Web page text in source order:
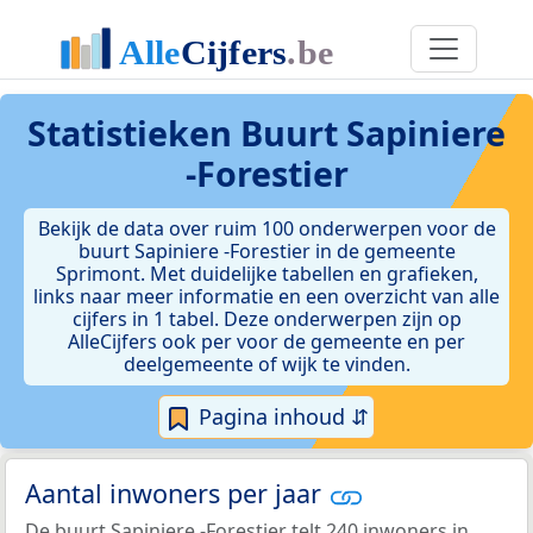
Statistieken Buurt Sapiniere
-Forestier
Bekijk de data over ruim 100 onderwerpen voor de
buurt Sapiniere -Forestier in de gemeente
Sprimont. Met duidelijke tabellen en grafieken,
links naar meer informatie en een overzicht van alle
cijfers in 1 tabel. Deze onderwerpen zijn op
AlleCijfers ook per voor de gemeente en per
deelgemeente of wijk te vinden.
Pagina inhoud ⇵
Aantal inwoners per jaar